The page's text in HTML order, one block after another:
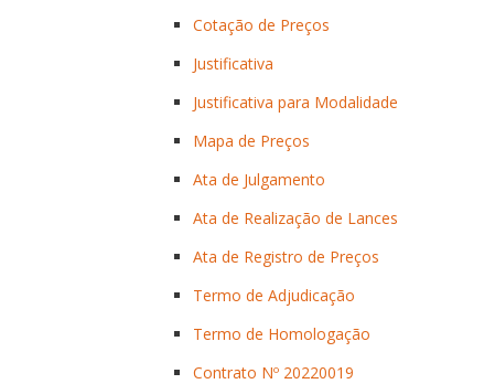
Cotação de Preços
Justificativa
Justificativa para Modalidade
Mapa de Preços
Ata de Julgamento
Ata de Realização de Lances
Ata de Registro de Preços
Termo de Adjudicação
Termo de Homologação
Contrato Nº 20220019